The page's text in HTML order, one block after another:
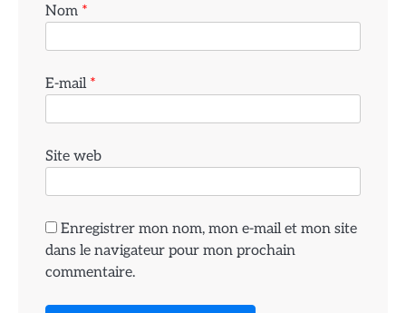
Nom *
E-mail *
Site web
Enregistrer mon nom, mon e-mail et mon site
dans le navigateur pour mon prochain
commentaire.